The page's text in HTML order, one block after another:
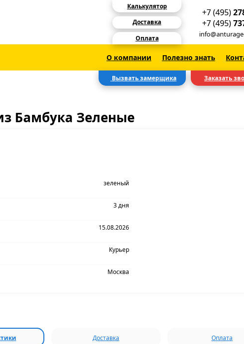
Калькулятор
Доставка
Оплата
+7 (495)
+7 (495)
О компании Полезно знать
Вызвать замерщика Заказать
Бамбука Зеленые
зеленый
3 дня
15.08.2026
Курьер
Москва
Доставка Оплата